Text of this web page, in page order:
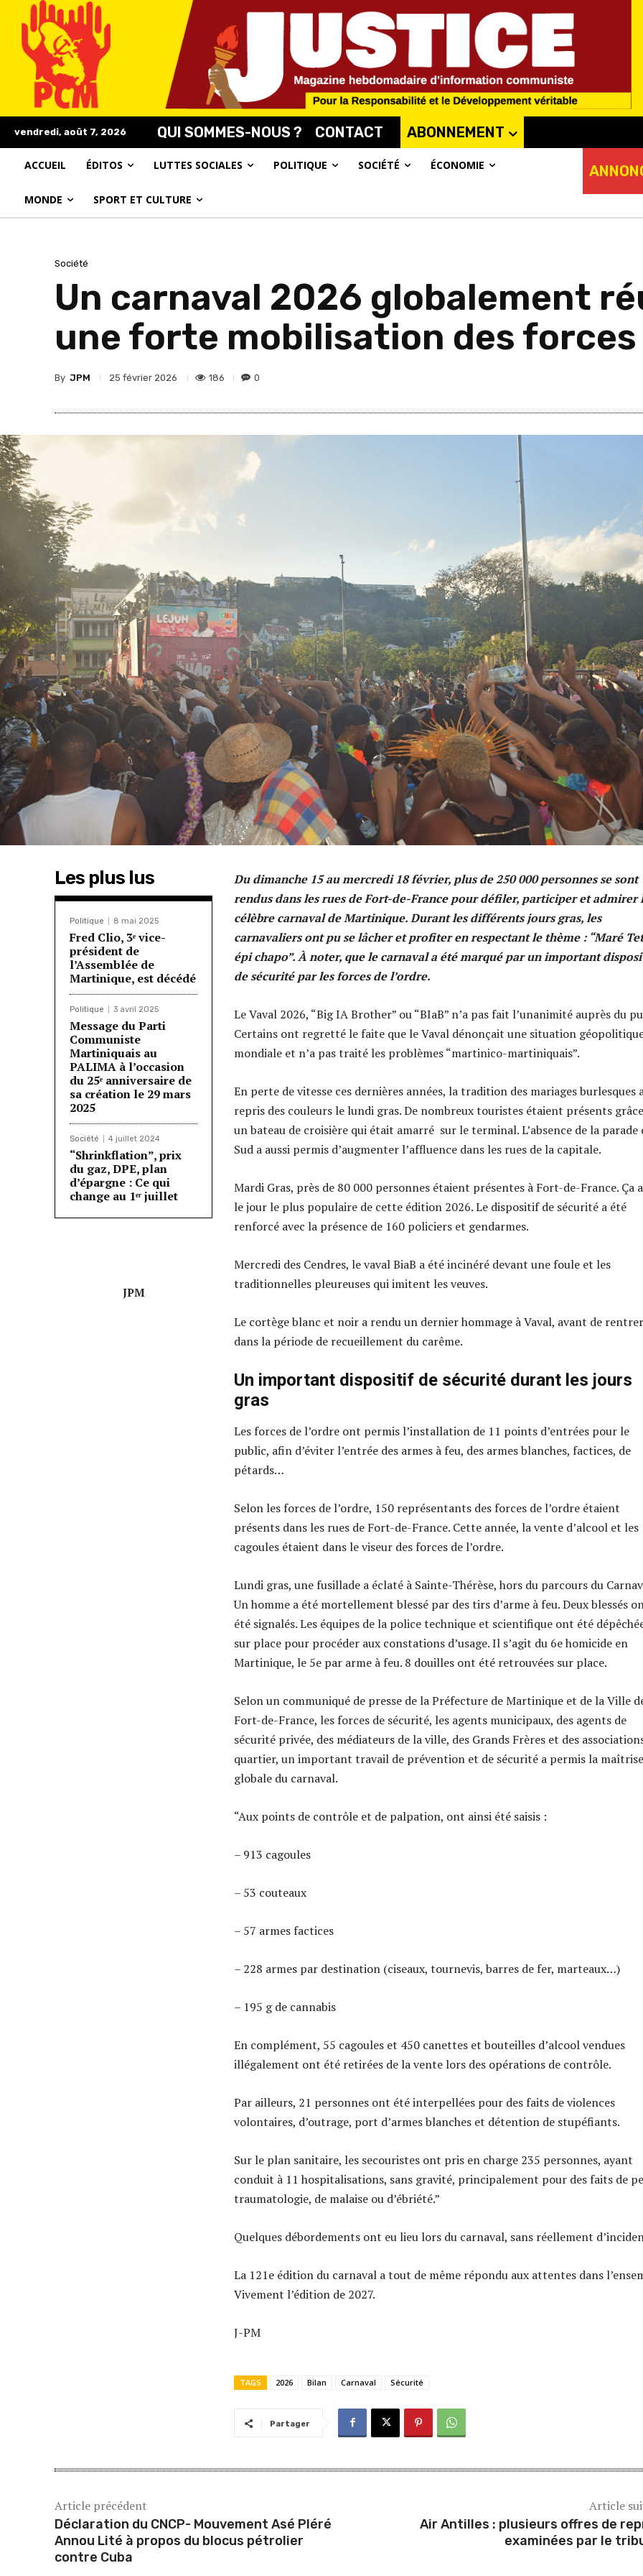
vendredi, août 7, 2026 QUI SOMMES-NOUS ? CONTACT ABONNEMENT
ACCUEIL ÉDITOS LUTTES SOCIALES POLITIQUE SOCIÉTÉ ÉCONOMIE
MONDE SPORT ET CULTURE
Société
Un carnaval 2026 globalement
une forte mobilisation des
By JPM 25 février 2026 186 0
Les plus lus
Politique 8 mai 2025
Fred Clio, 3ᵉ vice-
président de
l’Assemblée de
Martinique, est décédé
Politique 3 avril 2025
Message du Parti
Communiste
Martiniquais au
PALIMA à l’occasion
du 25ᵉ anniversaire de
sa création le 29 mars
2025
Société 4 juillet 2024
“Shrinkflation”, prix
du gaz, DPE, plan
d’épargne : Ce qui
change au 1ᵉʳ juillet
JPM
Du dimanche 15 au mercredi 18 février, plus de 250 000 personnes se sont
rendus dans les rues de Fort-de-France pour défiler, participer et admirer
célèbre carnaval de Martinique. Durant les différents jours gras, les
carnavaliers ont pu se lâcher et profiter en respectant le thème : “Maré
épi chapo”. À noter, que le carnaval a été marqué par un important
de sécurité par les forces de l’ordre.
Le Vaval 2026, “Big IA Brother” ou “BIaB” n’a pas fait l’unanimité auprès du
Certains ont regretté le faite que le Vaval dénonçait une situation
mondiale et n’a pas traité les problèmes “martinico-martiniquais”.
En perte de vitesse ces dernières années, la tradition des mariages burlesques
repris des couleurs le lundi gras. De nombreux touristes étaient présents
un bateau de croisière qui était amarré sur le terminal. L’absence de la parade
Sud a aussi permis d’augmenter l’affluence dans les rues de la capitale.
Mardi Gras, près de 80 000 personnes étaient présentes à Fort-de-France. Ça
le jour le plus populaire de cette édition 2026. Le dispositif de sécurité a été
renforcé avec la présence de 160 policiers et gendarmes.
Mercredi des Cendres, le vaval BiaB a été incinéré devant une foule et les
traditionnelles pleureuses qui imitent les veuves.
Le cortège blanc et noir a rendu un dernier hommage à Vaval, avant de rentrer
dans la période de recueillement du carême.
Un important dispositif de sécurité durant les jours
gras
Les forces de l’ordre ont permis l’installation de 11 points d’entrées pour le
public, afin d’éviter l’entrée des armes à feu, des armes blanches, factices, de
pétards…
Selon les forces de l’ordre, 150 représentants des forces de l’ordre étaient
présents dans les rues de Fort-de-France. Cette année, la vente d’alcool et les
cagoules étaient dans le viseur des forces de l’ordre.
Lundi gras, une fusillade a éclaté à Sainte-Thérèse, hors du parcours du
Un homme a été mortellement blessé par des tirs d’arme à feu. Deux blessés
été signalés. Les équipes de la police technique et scientifique ont été
sur place pour procéder aux constations d’usage. Il s’agit du 6e homicide en
Martinique, le 5e par arme à feu. 8 douilles ont été retrouvées sur place.
Selon un communiqué de presse de la Préfecture de Martinique et de la Ville
Fort-de-France, les forces de sécurité, les agents municipaux, des agents de
sécurité privée, des médiateurs de la ville, des Grands Frères et des
quartier, un important travail de prévention et de sécurité a permis la maîtrise
globale du carnaval.
“Aux points de contrôle et de palpation, ont ainsi été saisis :
– 913 cagoules
– 53 couteaux
– 57 armes factices
– 228 armes par destination (ciseaux, tournevis, barres de fer, marteaux…)
– 195 g de cannabis
En complément, 55 cagoules et 450 canettes et bouteilles d’alcool vendues
illégalement ont été retirées de la vente lors des opérations de contrôle.
Par ailleurs, 21 personnes ont été interpellées pour des faits de violences
volontaires, d’outrage, port d’armes blanches et détention de stupéfiants.
Sur le plan sanitaire, les secouristes ont pris en charge 235 personnes, ayant
conduit à 11 hospitalisations, sans gravité, principalement pour des faits de
traumatologie, de malaise ou d’ébriété.”
Quelques débordements ont eu lieu lors du carnaval, sans réellement
La 121e édition du carnaval a tout de même répondu aux attentes dans
Vivement l’édition de 2027.
J-PM
TAGS 2026 Bilan Carnaval Sécurité
Partager
Article précédent
Déclaration du CNCP- Mouvement Asé Pléré
Annou Lité à propos du blocus pétrolier
contre Cuba
Article
Air Antilles : plusieurs offres de
examinées par le